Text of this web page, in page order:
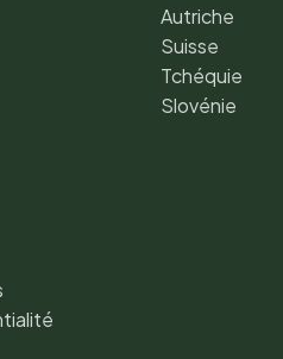
Autriche
Suisse
Tchéquie
Slovénie